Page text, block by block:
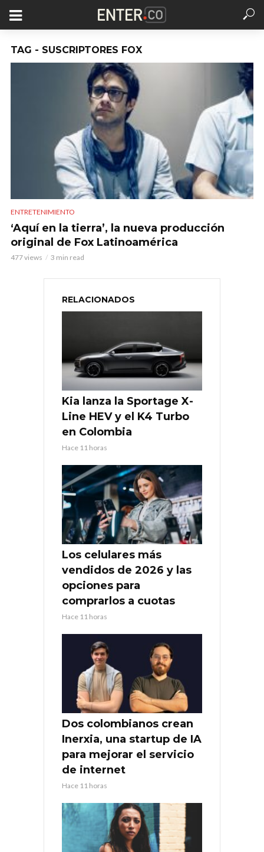
TAG - SUSCRIPTORES FOX
ENTRETENIMIENTO
‘Aquí en la tierra’, la nueva producción
original de Fox Latinoamérica
477 views 3 min read
RELACIONADOS
Kia lanza la Sportage X-
Line HEV y el K4 Turbo
en Colombia
Hace 11 horas
Los celulares más
vendidos de 2026 y las
opciones para
comprarlos a cuotas
Hace 11 horas
Dos colombianos crean
Inerxia, una startup de IA
para mejorar el servicio
de internet
Hace 11 horas